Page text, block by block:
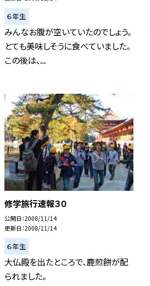
６年生
みんなお腹が空いていたのでしょう。
とても美味しそうに食べていました。
この後は、...
修学旅行速報３０
公開日 2008/11/14
更新日 2008/11/14
６年生
大仏殿を出たところで、鹿煎餅が配
られました。